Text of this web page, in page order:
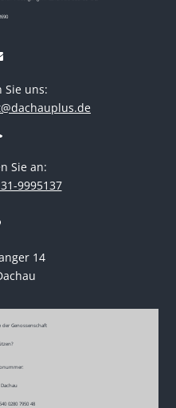
Sie uns:
Sie an:
9995137
14
Genossenschaft
Dachau
0280 7950 48